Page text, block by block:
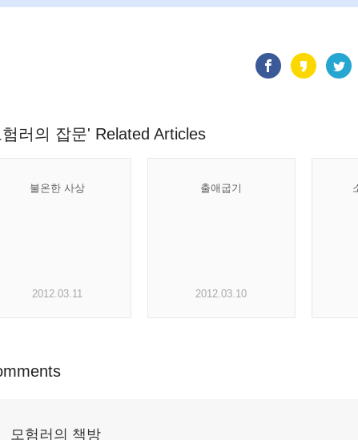
러의 잡문' Related Articles
불온한 사상
2012.03.11
출애굽기
2012.03.10
모험러의 책방